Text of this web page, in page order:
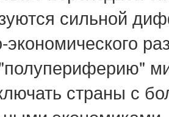
сильной
страны с